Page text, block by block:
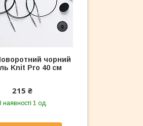
чорний
Knit Pro 40 см
215 ₴
наявності 1 од.